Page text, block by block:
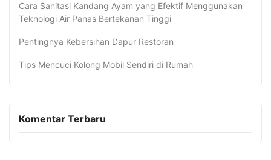
Cara Sanitasi Kandang Ayam yang Efektif Menggunakan
Teknologi Air Panas Bertekanan Tinggi
Pentingnya Kebersihan Dapur Restoran
Tips Mencuci Kolong Mobil Sendiri di Rumah
Komentar Terbaru